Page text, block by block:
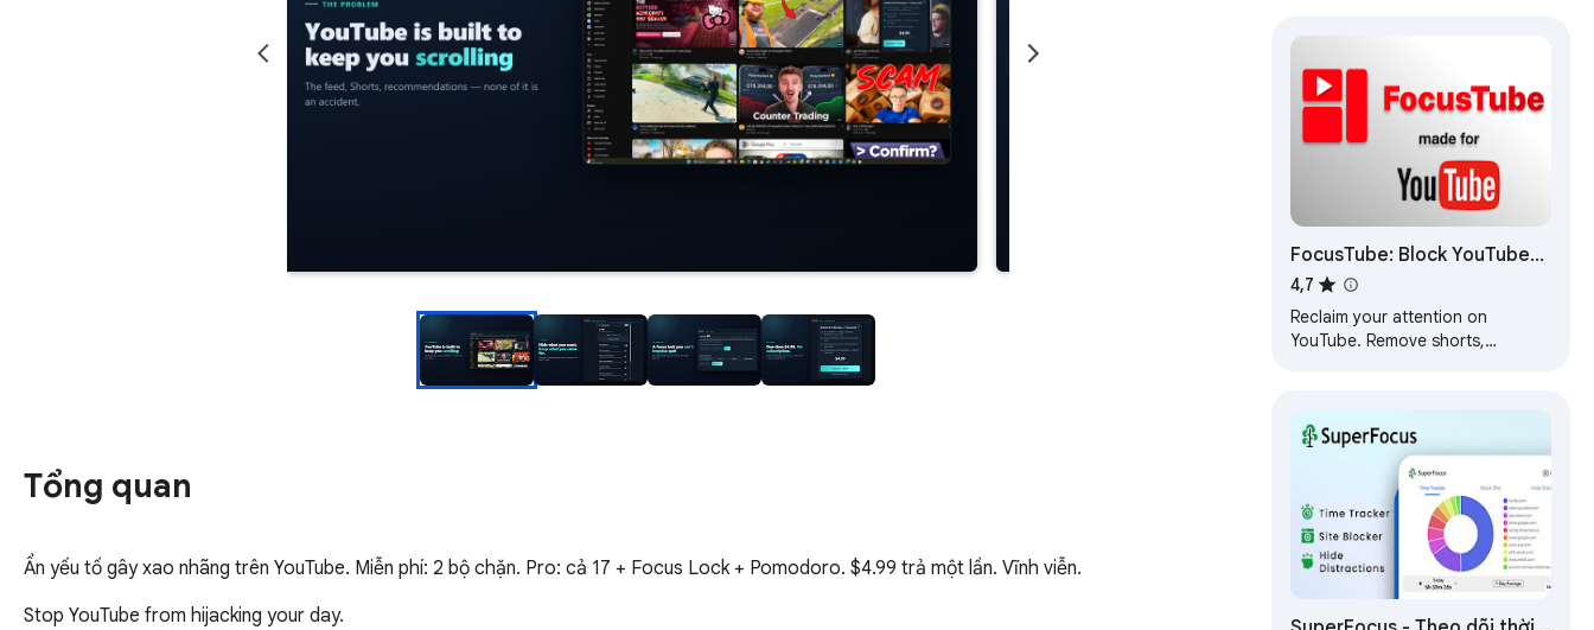
Tổng quan
Ẩn yếu tố gây xao nhãng trên YouTube. Miễn phí: 2 bộ chặn. Pro: cả 17 + Focus Lock + Pomodoro. $4.99 trả một lần. Vĩnh viễn.
Stop YouTube from hijacking your day.
ngay lập tức.
FocusTube: Block YouTube
Shorts, Hide
Recommendations &
Distractions
4,7
Reclaim your attention on
YouTube. Remove shorts,